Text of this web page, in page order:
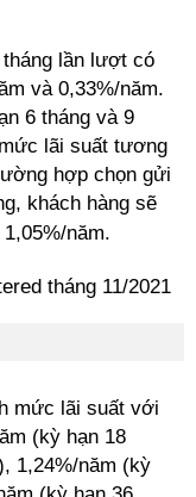
lần lượt có
và 0,33%/năm.
6 tháng và 9
lãi suất tương
hợp chọn gửi
khách hàng sẽ
năm.
mức lãi suất với
(kỳ hạn 18
1,24%/năm (kỳ